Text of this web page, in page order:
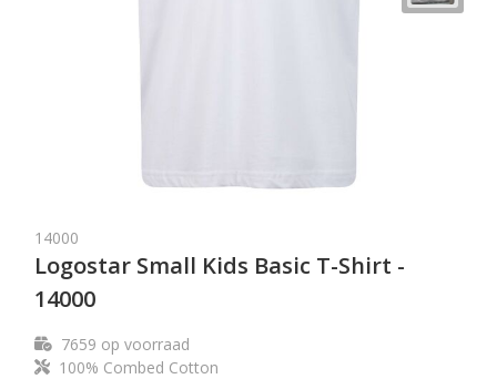
14000
Logostar Small Kids Basic T-Shirt -
14000
7659 op voorraad
100% Combed Cotton